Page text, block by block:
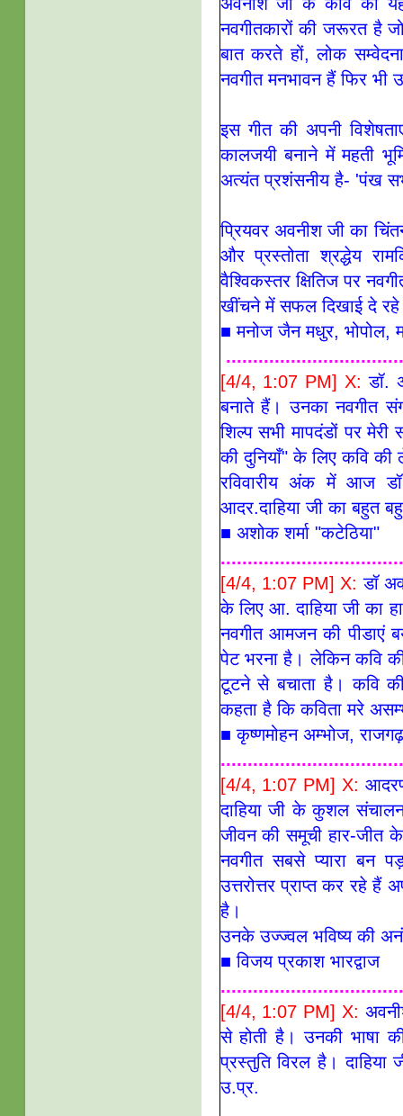
नवगीतकारों की जरूरत है
बात करते हों, लोक
नवगीत मनभावन हैं फिर भी
इस गीत की अपनी
कालजयी बनाने में महती
अत्यंत प्रशंसनीय है- 'पंख
प्रियवर अवनीश जी का
और प्रस्तोता श्रद्धेय
वैश्विकस्तर क्षितिज पर
खींचने में सफल दिखाई दे रहे
■ मनोज जैन मधुर, भोपोल,
[4/4, 1:07 PM] X:डॉ.
बनाते हैं। उनका नवगीत
शिल्प सभी मापदंडों पर
की दुनियाँ" के लिए कवि
रविवारीय अंक में आज
आदर.दाहिया जी का बहुत
■ अशोक शर्मा "कटेठिया"
[4/4, 1:07 PM] X: डॉ
के लिए आ. दाहिया जी का
नवगीत आमजन की पीडाएं
पेट भरना है। लेकिन कवि
टूटने से बचाता है। कवि
कहता है कि कविता मरे
■ कृष्णमोहन अम्भोज,
[4/4, 1:07 PM] X:
दाहिया जी के कुशल
जीवन की समूची हार-जीत
नवगीत सबसे प्यारा बन
उत्तरोत्तर प्राप्त कर रहे
है।
उनके उज्ज्वल भविष्य की
■विजय प्रकाश भारद्वाज
[4/4, 1:07 PM] X:
से होती है। उनकी भाषा
प्रस्तुति विरल है। दाहिया
उ.प्र.